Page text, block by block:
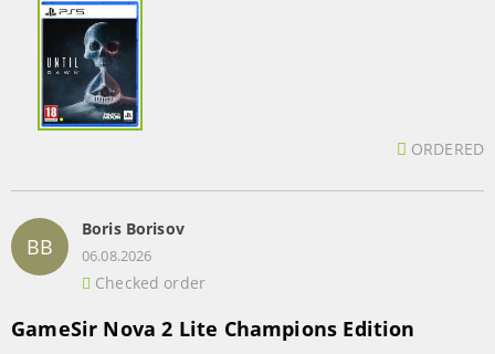
ORDERED
BB
Boris Borisov
06.08.2026
Checked order
GameSir Nova 2 Lite Champions Edition